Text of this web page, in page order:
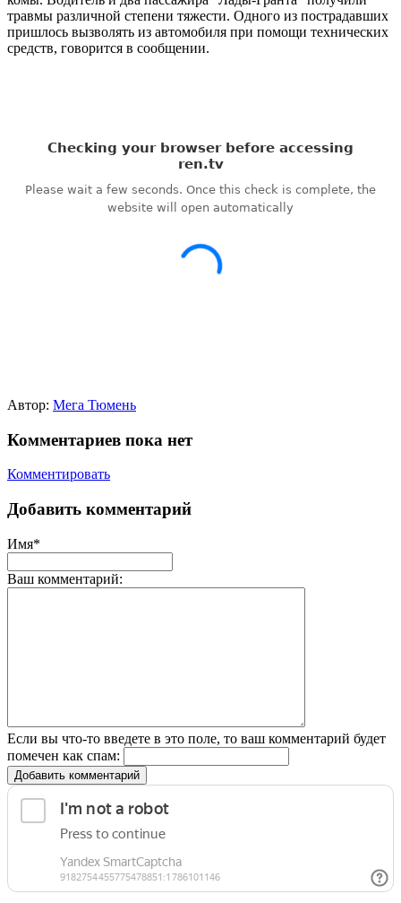
травмы различной степени тяжести. Одного из пострадавших
пришлось вызволять из автомобиля при помощи технических
средств, говорится в сообщении.
Автор: Мега Тюмень
Комментариев пока нет
Комментировать
Добавить комментарий
Имя*
Ваш комментарий:
Если вы что-то введете в это поле, то ваш комментарий будет
помечен как спам:
Добавить комментарий